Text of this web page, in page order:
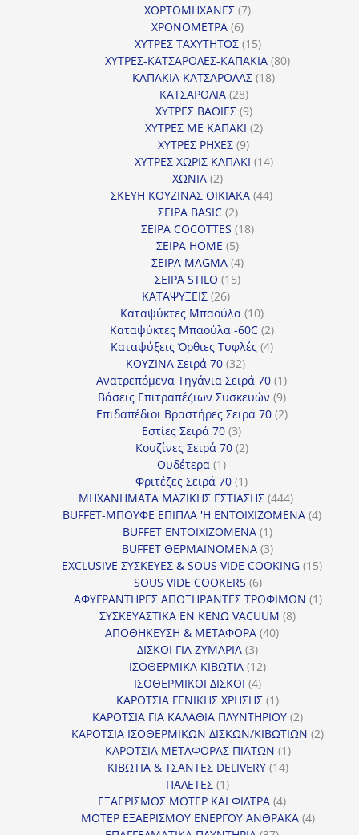
ΧΟΡΤΟΜΗΧΑΝΕΣ 77
ΧΡΟΝΟΜΕΤΡΑ 66
προϊόντα
ΧΥΤΡΕΣ ΤΑΧΥΤΗΤΟΣ 1515
προϊόντα
ΧΥΤΡΕΣ-ΚΑΤΣΑΡΟΛΕΣ-ΚΑΠΑΚΙΑ 8080
ΚΑΠΑΚΙΑ ΚΑΤΣΑΡΟΛΑΣ 1818
ΚΑΤΣΑΡΟΛΙΑ 2828
προϊόντα
ΧΥΤΡΕΣ ΒΑΘΙΕΣ 99
προϊόντα
ΧΥΤΡΕΣ ΜΕ ΚΑΠΑΚΙ 22
ΧΥΤΡΕΣ ΡΗΧΕΣ 99
προϊόντα
ΧΥΤΡΕΣ ΧΩΡΙΣ ΚΑΠΑΚΙ 1414
ΧΩΝΙΑ 22
προϊόντα
ΣΚΕΥΗ ΚΟΥΖΙΝΑΣ ΟΙΚΙΑΚΑ 4444
ΣΕΙΡΑ BASIC 22
προϊόντα
ΣΕΙΡΑ COCOTTES 1818
ΣΕΙΡΑ HOME 55
προϊόντα
ΣΕΙΡΑ MAGMA 44
προϊόντα
ΣΕΙΡΑ STILO 1515
ΚΑΤΑΨΥΞΕΙΣ 2626
προϊόντα
Καταψύκτες Μπαούλα 1010
προϊόντα
Καταψύκτες Μπαούλα -60C 22
προϊόντα
Καταψύξεις Όρθιες Τυφλές 44
ΚΟΥΖΙΝΑ Σειρά 70 3232
προϊόντα
Ανατρεπόμενα Τηγάνια Σειρά 70 11
προϊόν
Βάσεις Επιτραπέζιων Συσκευών 99
προϊόντα
Επιδαπέδιοι Βραστήρες Σειρά 70 22
Εστίες Σειρά 70 33
προϊόντα
Κουζίνες Σειρά 70 22
Ουδέτερα 11
προϊόν
Φριτέζες Σειρά 70 11
προϊόν
ΜΗΧΑΝΗΜΑΤΑ ΜΑΖΙΚΗΣ ΕΣΤΙΑΣΗΣ 444444
προϊόντα
BUFFET-ΜΠΟΥΦΕ ΕΠΙΠΛΑ 'Η ΕΝΤΟΙΧΙΖΟΜΕΝΑ 44
BUFFET ΕΝΤΟΙΧΙΖΟΜΕΝΑ 11
προϊόν
BUFFET ΘΕΡΜΑΙΝΟΜΕΝΑ 33
προϊόντα
EXCLUSIVE ΣΥΣΚΕΥΕΣ & SOUS VIDE COOKING 1515
SOUS VIDE COOKERS 66
προϊόντα
ΑΦΥΓΡΑΝΤΗΡΕΣ ΑΠΟΞΗΡΑΝΤΕΣ ΤΡΟΦΙΜΩΝ 11
ΣΥΣΚΕΥΑΣΤΙΚΑ ΕΝ ΚΕΝΩ VACUUM 88
ΑΠΟΘΗΚΕΥΣΗ & ΜΕΤΑΦΟΡΑ 4040
ΔΙΣΚΟΙ ΓΙΑ ΖΥΜΑΡΙΑ 33
προϊόντα
ΙΣΟΘΕΡΜΙΚΑ ΚΙΒΩΤΙΑ 1212
ΙΣΟΘΕΡΜΙΚΟΙ ΔΙΣΚΟΙ 44
προϊόντα
ΚΑΡΟΤΣΙΑ ΓΕΝΙΚΗΣ ΧΡΗΣΗΣ 11
προϊόν
ΚΑΡΟΤΣΙΑ ΓΙΑ ΚΑΛΑΘΙΑ ΠΛΥΝΤΗΡΙΟΥ 22
προϊόντα
ΚΑΡΟΤΣΙΑ ΙΣΟΘΕΡΜΙΚΩΝ ΔΙΣΚΩΝ/ΚΙΒΩΤΙΩΝ 22
ΚΑΡΟΤΣΙΑ ΜΕΤΑΦΟΡΑΣ ΠΙΑΤΩΝ 11
προϊόν
ΚΙΒΩΤΙΑ & ΤΣΑΝΤΕΣ DELIVERY 1414
ΠΑΛΕΤΕΣ 11
προϊόν
ΕΞΑΕΡΙΣΜΟΣ ΜΟΤΕΡ ΚΑΙ ΦΙΛΤΡΑ 44
προϊόντα
ΜΟΤΕΡ ΕΞΑΕΡΙΣΜΟΥ ΕΝΕΡΓΟΥ ΑΝΘΡΑΚΑ 44